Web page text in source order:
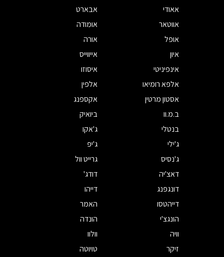
אאודי
אבארט
אווטאר
אומודה
אופל
אורה
איון
אייווייס
אינפיניטי
איסוזו
אלפא רומיאו
אלפין
אסטון מרטין
אקספנג
ב.מ.וו
ביואיק
בנטלי
ג'אקו
ג'ילי
ג'יפ
ג'נסיס
גרייט וול
דאצ'יה
דודג'
דונגפנג
דייהו
דייהטסו
האמר
הונגצ'י
הונדה
וויה
וולוו
זיקר
טויוטה